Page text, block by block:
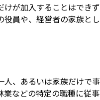
が加入することはでき
員や、経営者の家族と
、あるいは家族だけで
などの特定の職種に従